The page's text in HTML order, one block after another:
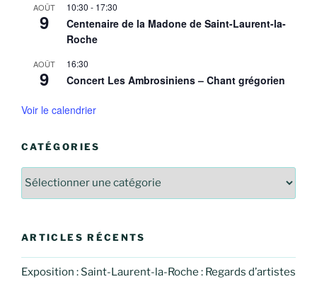
AOÛT
9
10:30 - 17:30
Centenaire de la Madone de Saint-Laurent-la-
Roche
AOÛT
9
16:30
Concert Les Ambrosiniens – Chant grégorien
Voir le calendrier
CATÉGORIES
Catégories
ARTICLES RÉCENTS
Exposition : Saint-Laurent-la-Roche : Regards d’artistes